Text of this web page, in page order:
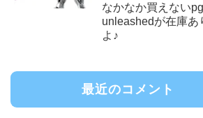
なかなか買えないpg
unleashedが在庫あ
よ♪
最近のコメント